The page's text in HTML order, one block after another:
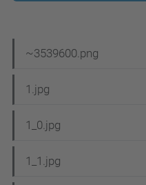
a
v
g
a
~3539600.png
1.jpg
1_0.jpg
1_1.jpg